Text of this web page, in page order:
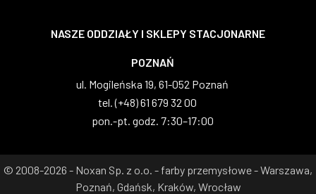
NASZE ODDZIAŁY I SKLEPY STACJONARNE
WARSZAWA
al. Wilanowska 83, 02-765 Warszawa
tel. (+48) 22 629 07 69
pon.-pt. godz. 8:00–17:00
© 2008-2026 - Noxan Sp. z o.o. - farby przemysłowe - Warszawa,
Poznań, Gdańsk, Kraków, Wrocław